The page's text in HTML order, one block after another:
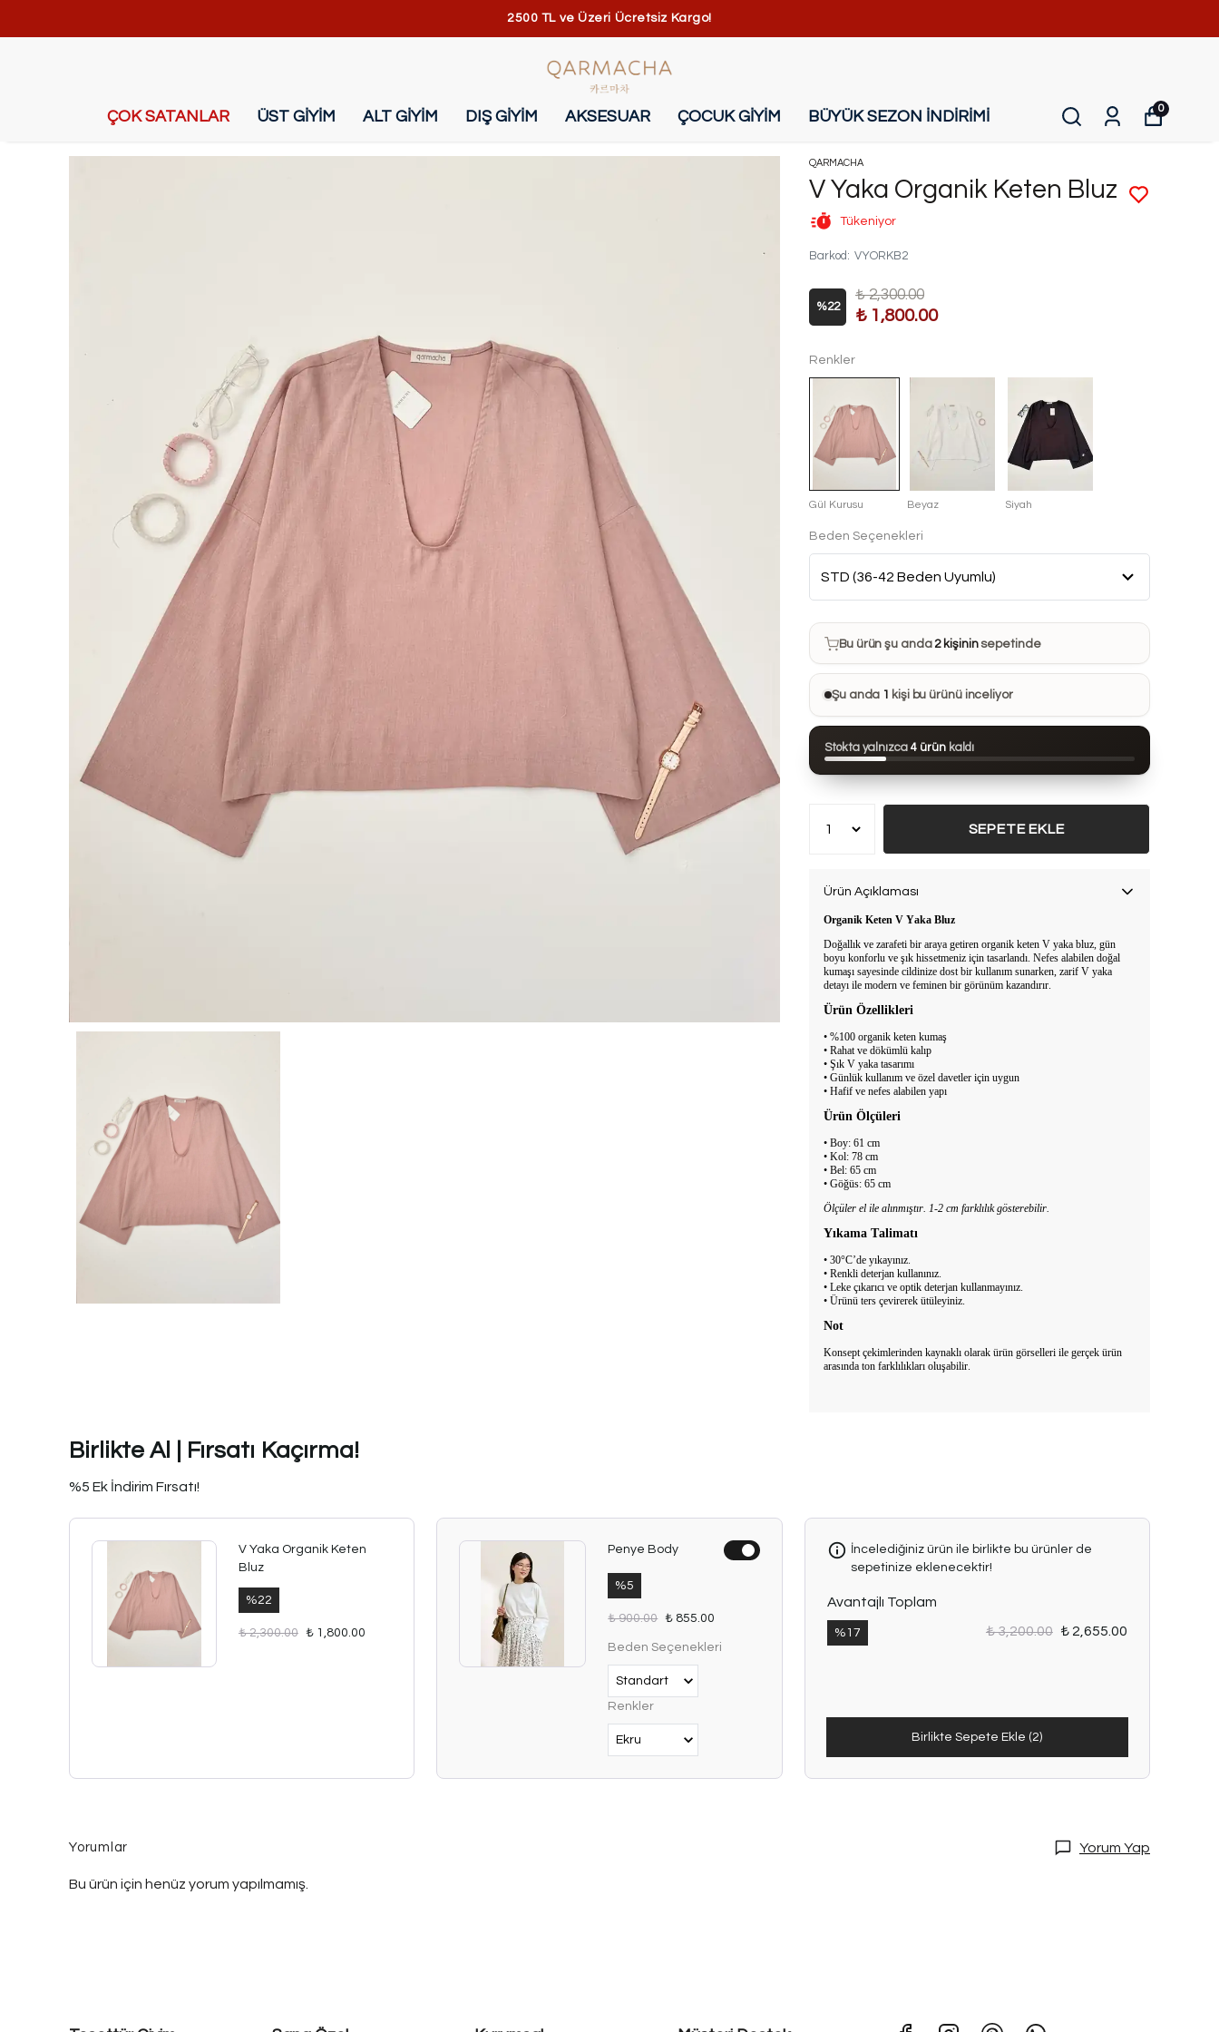
2500 TL ve Üzeri Ücretsiz Kargo!
ÇOK SATANLAR ÜST GİYİM ALT GİYİM DIŞ GİYİM AKSESUAR ÇOCUK GİYİM BÜYÜK SEZON İNDİRİMİ 0
QARMACHA
V Yaka Organik Keten Bluz
Tükeniyor
Barkod : VYORKB2
%22
₺ 2,300.00
₺ 1,800.00
Renkler
Gül Kurusu Beyaz Siyah
Beden Seçenekleri
Bu ürün son 7 günde15 kezsatın alındı
Bu ürün şu anda 2 kişininsepetinde
Bu ürünü 13 kişi favorilerine ekledi
Bu ürün son 24 saatte91 kezgörüntülendi
Şu anda 1 kişi bu ürünü inceliyor
Stokta yalnızca 4 ürün kaldı
SEPETE EKLE
Ürün Açıklaması
Organik Keten V Yaka Bluz
Doğallık ve zarafeti bir araya getiren organik keten V yaka bluz, gün
boyu konforlu ve şık hissetmeniz için tasarlandı. Nefes alabilen doğal
kumaşı sayesinde cildinize dost bir kullanım sunarken, zarif V yaka
detayı ile modern ve feminen bir görünüm kazandırır.
Ürün Özellikleri
• %100 organik keten kumaş
• Rahat ve dökümlü kalıp
• Şık V yaka tasarımı
• Günlük kullanım ve özel davetler için uygun
• Hafif ve nefes alabilen yapı
Ürün Ölçüleri
• Boy: 61 cm
• Kol: 78 cm
• Bel: 65 cm
• Göğüs: 65 cm
Ölçüler el ile alınmıştır. 1-2 cm farklılık gösterebilir.
Yıkama Talimatı
• 30°C’de yıkayınız.
• Renkli deterjan kullanınız.
• Leke çıkarıcı ve optik deterjan kullanmayınız.
• Ürünü ters çevirerek ütüleyiniz.
Not
Konsept çekimlerinden kaynaklı olarak ürün görselleri ile gerçek ürün
arasında ton farklılıkları oluşabilir.
Birlikte Al | Fırsatı Kaçırma!
%5 Ek İndirim Fırsatı!
V Yaka Organik Keten
Bluz
%22
₺ 2,300.00 ₺ 1,800.00
Penye Body
%5
₺ 900.00 ₺ 855.00
Beden Seçenekleri
Renkler
İncelediğiniz ürün ile birlikte bu ürünler de
sepetinize eklenecektir!
Avantajlı Toplam
% 17 ₺ 3,200.00 ₺ 2,655.00
Birlikte Sepete Ekle (2)
Yorumlar Yorum Yap
Bu ürün için henüz yorum yapılmamış.